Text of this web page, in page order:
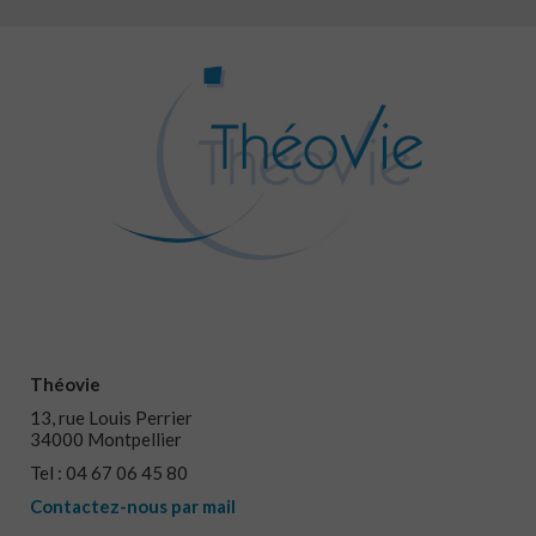
Théovie
13, rue Louis Perrier
34000 Montpellier
Tel : 04 67 06 45 80
Contactez-nous par mail